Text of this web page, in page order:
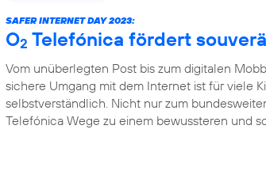
SAFER INTERNET DAY 2023:
O2 Telefónica fördert
Vom unüberlegten Post bis zum digitalen
sichere Umgang mit dem Internet ist für viele
selbstverständlich. Nicht nur zum
Telefónica Wege zu einem bewussteren und